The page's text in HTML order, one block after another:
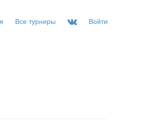
Все турниры Войти